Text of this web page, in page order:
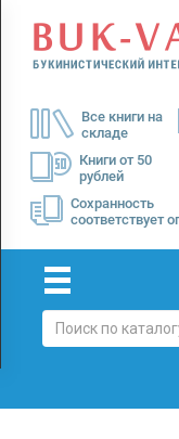
Все книги на
складе
Книги от 50
рублей
Сохранность
соответствует
Menu
Доставка
Оплата